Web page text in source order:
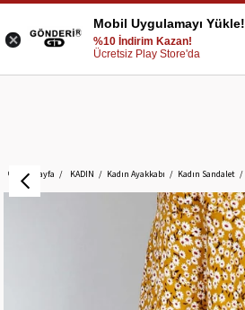
Anasayfa KADIN Kadın Ayakkabı Kadın Sandalet
Mobil Uygulamayı Yükle!
%10 İndirim Kazan!
Ücretsiz Play Store'da